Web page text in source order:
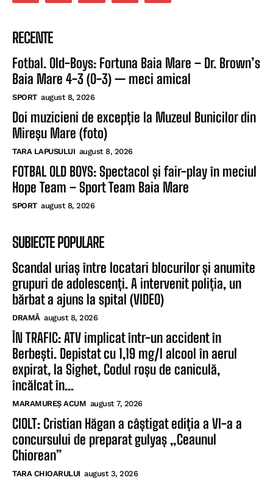
RECENTE
Fotbal. Old-Boys: Fortuna Baia Mare – Dr. Brown’s
Baia Mare 4-3 (0-3) — meci amical
SPORT august 8, 2026
Doi muzicieni de excepție la Muzeul Bunicilor din
Mireșu Mare (foto)
TARA LAPUSULUI august 8, 2026
FOTBAL OLD BOYS: Spectacol și fair-play în meciul
Hope Team – Sport Team Baia Mare
SPORT august 8, 2026
SUBIECTE POPULARE
Scandal uriaș între locatari blocurilor și anumite
grupuri de adolescenți. A intervenit poliția, un
bărbat a ajuns la spital (VIDEO)
DRAMĂ august 8, 2026
ÎN TRAFIC: ATV implicat într-un accident în
Berbești. Depistat cu 1,19 mg/l alcool în aerul
expirat, la Sighet, Codul roșu de caniculă,
încălcat în...
MARAMUREȘ ACUM august 7, 2026
CIOLT: Cristian Hăgan a câștigat ediția a VI-a a
concursului de preparat gulyaș „Ceaunul
Chiorean”
TARA CHIOARULUI august 3, 2026